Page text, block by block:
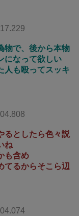
物で、後から本物
になって欲しい
人も殴ってスッキ
るとしたら色々説
ね
も含め
てるからそこら辺